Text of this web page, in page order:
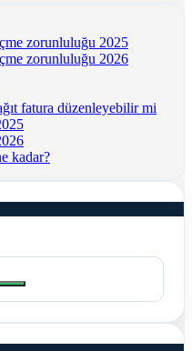
zorunluluğu 2025
zorunluluğu 2026
fatura düzenleyebilir mi
kadar?